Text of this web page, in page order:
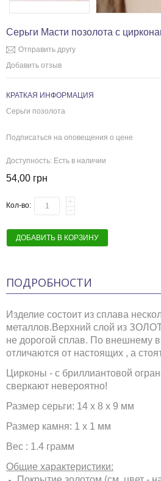
Серьги Масти позолота с
Отправить другу
Добавить отзыв
КРАТКАЯ ИНФОРМАЦИЯ
Серьги позолота
Подписаться на оповещения о цене
Доступность: Есть в наличии
54,00 грн
Кол-во:
ДОБАВИТЬ В КОРЗИНУ
ПОДРОБНОСТИ
Изделие состоит из сплава
металлов.Верхний слой из
не дорогой сплав. По внешнему
отличаются от настоящих , а
Цирконы - с бриллиантовой
сверкают невероятно!
Размер серьги: 14 x 8 x 9 мм
Размер камня: 1 х 1 мм
Вес : 1.4 грамм
Общие характеристики: